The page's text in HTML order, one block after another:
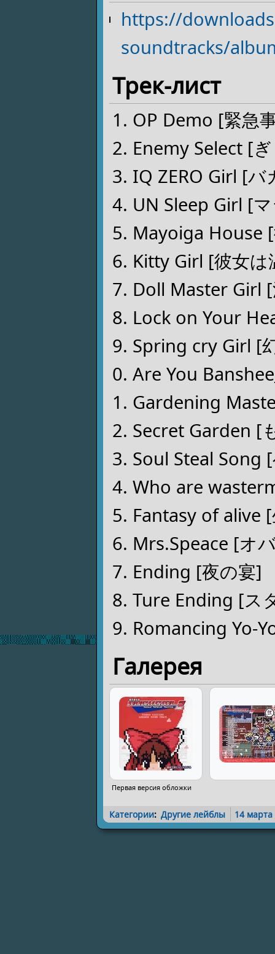
https://
soundtracks/
Трек-лист
OP Demo [緊急
Enemy Select [
IQ ZERO Girl [
UN Sleep Girl [
Mayoiga House
Kitty Girl [彼女
Doll Master Girl
Lock on Your
Spring cry Girl [
Are You
Gardening
Secret Garden [
Soul Steal Song
Who are
Fantasy of alive
Mrs.Speace [オ
Ending [夜の宴]
Ture Ending [ス
Romancing Yo-
Галерея
Первая версия обложки
Категории: Другие лейблы 14 марта